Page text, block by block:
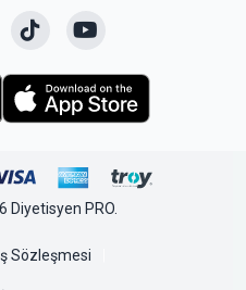
PRO.
Sözleşmesi